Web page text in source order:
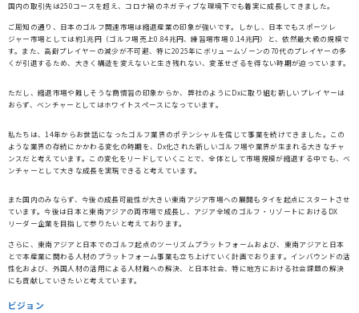
国内の取引先は250コースを超え、コロナ禍のネガティブな環境下でも着実に成長してきました。
ご周知の通り、日本のゴルフ関連市場は縮退産業の印象が強いです。しかし、日本でもスポーツレ
ジャー市場としては約1兆円（ゴルフ場売上0.84兆円、練習場市場 0.14兆円）と、依然最大級の規模で
す。また、高齢プレイヤーの減少が不可避、特に2025年にボリュームゾーンの70代のプレイヤーの多
くが引退するため、大きく構造を変えないと生き残れない、変革せざるを得ない時期が迫っています。
ただし、縮退市場や難しそうな商慣習の印象からか、弊社のようにDxに取り組む新しいプレイヤーは
おらず、ベンチャーとしてはホワイトスペースになっています。
私たちは、14年からお世話になったゴルフ業界のポテンシャルを信じて事業を続けてきました。この
ような業界の存続にかかわる変化の時期を、Dx化された新しいゴルフ場や業界が生まれる大きなチャ
ンスだと考えています。この変化をリードしていくことで、全体として市場規模が縮退する中でも、ベ
ンチャーとして大きな成長を実現できると考えています。
また国内のみならず、今後の成長可能性が大きい東南アジア市場への展開もタイを起点にスタートさせ
ています。今後は日本と東南アジアの両市場で成長し、アジア全域のゴルフ・リゾートにおけるDX
リーダー企業を目指して参りたいと考えております。
さらに、東南アジアと日本でのゴルフ起点のツーリズムプラットフォームおよび、東南アジアと日本
とで本産業に関わる人材のプラットフォーム事業も立ち上げていく計画でおります。インバウンドの活
性化および、外国人材の活用による人材難への解決、と日本社会、特に地方における社会課題の解決
にも貢献していきたいと考えています。
ビジョン